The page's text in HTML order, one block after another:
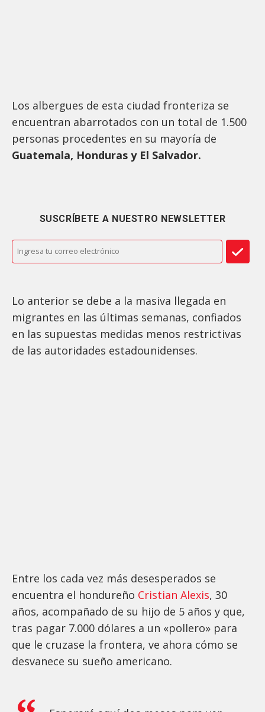
Los albergues de esta ciudad fronteriza se
encuentran abarrotados con un total de 1.500
personas procedentes en su mayoría de
Guatemala, Honduras y El Salvador.
SUSCRÍBETE A NUESTRO NEWSLETTER
Lo anterior se debe a la masiva llegada en
migrantes en las últimas semanas, confiados
en las supuestas medidas menos restrictivas
de las autoridades estadounidenses.
Entre los cada vez más desesperados se
encuentra el hondureño Cristian Alexis, 30
años, acompañado de su hijo de 5 años y que,
tras pagar 7.000 dólares a un «pollero» para
que le cruzase la frontera, ve ahora cómo se
desvanece su sueño americano.